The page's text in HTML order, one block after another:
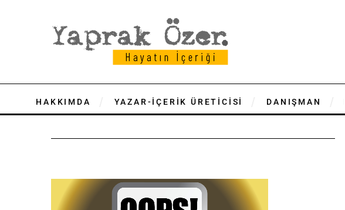
HAKKIMDA YAZAR-İÇERİK ÜRETİCİSİ DANIŞMAN